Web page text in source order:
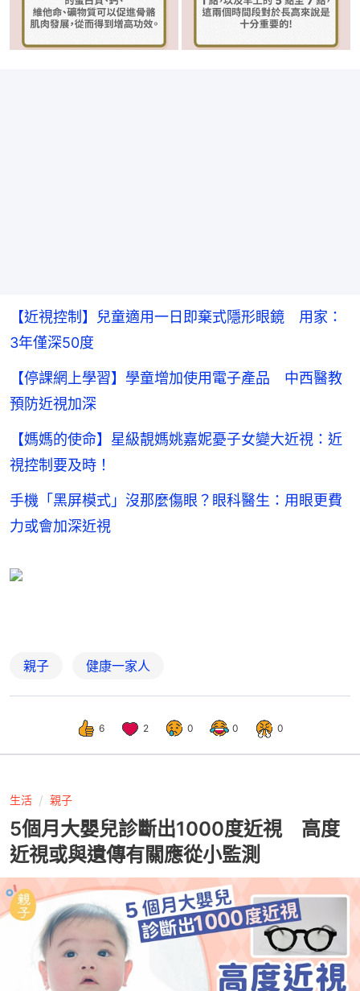
【近視控制】兒童適用一日即棄式隱形眼鏡 用家：
3年僅深50度
【停課網上學習】學童增加使用電子產品 中西醫教
預防近視加深
【媽媽的使命】星級靚媽姚嘉妮憂子女變大近視：近
視控制要及時！
手機「黑屏模式」沒那麼傷眼？眼科醫生：用眼更費
力或會加深近視
親子 健康一家人
6 2 0 0 0
生活 親子
5個月大嬰兒診斷出1000度近視 高度
近視或與遺傳有關應從小監測